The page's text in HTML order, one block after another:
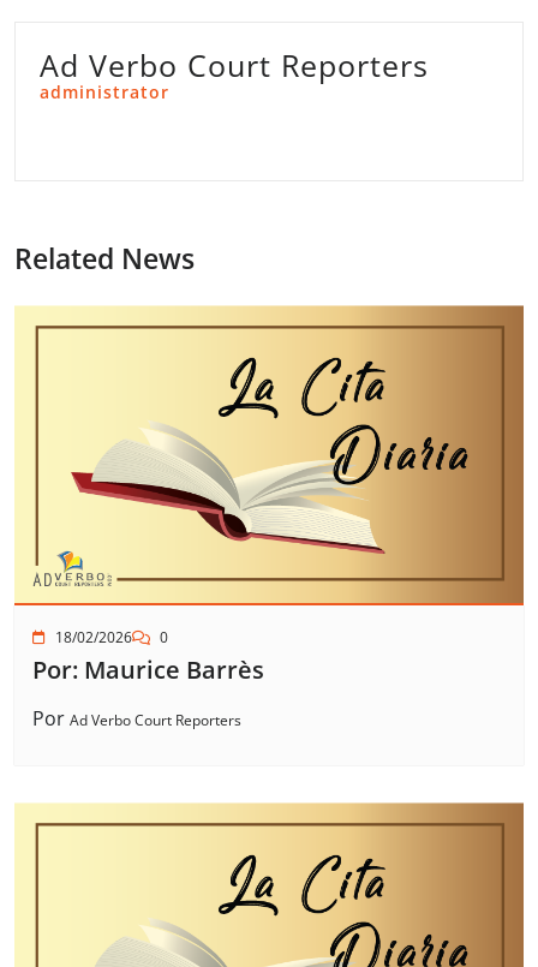
Ad Verbo Court Reporters
administrator
Related News
18/02/2026 0
Por: Maurice Barrès
Por Ad Verbo Court Reporters